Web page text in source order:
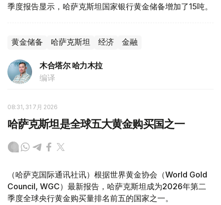
季度报告显示，哈萨克斯坦国家银行黄金储备增加了15吨。
黄金储备 哈萨克斯坦 经济 金融
木合塔尔 哈力木拉
编译
08:31, 31 7月 2026
哈萨克斯坦是全球五大黄金购买国之一
（哈萨克国际通讯社讯）根据世界黄金协会（World Gold
Council, WGC）最新报告，哈萨克斯坦成为2026年第二
季度全球央行黄金购买量排名前五的国家之一。